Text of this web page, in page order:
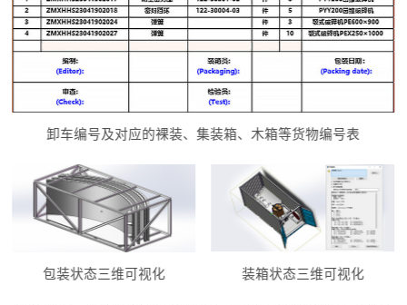
卸车编号及对应的裸装、集装箱、木箱等货物编号表
包装状态三维可视化 装箱状态三维可视化